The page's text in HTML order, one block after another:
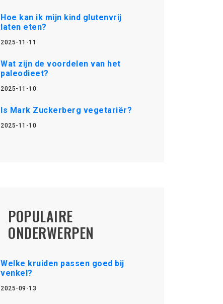
Hoe kan ik mijn kind glutenvrij
laten eten?
2025-11-11
Wat zijn de voordelen van het
paleodieet?
2025-11-10
Is Mark Zuckerberg vegetariër?
2025-11-10
POPULAIRE
ONDERWERPEN
Welke kruiden passen goed bij
venkel?
2025-09-13